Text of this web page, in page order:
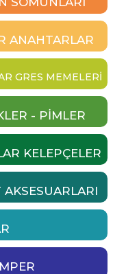
ANAHTARLAR
GRES MEMELERI
- PIMLER
KELEPÇELER
AKSESUARLARI